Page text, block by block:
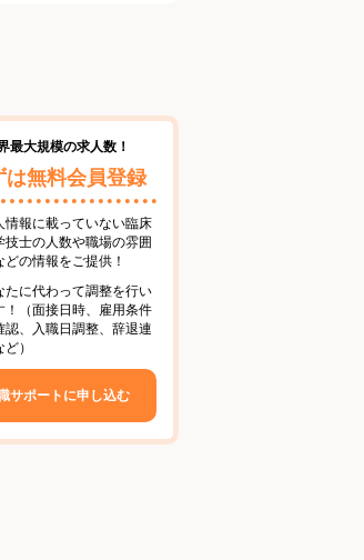
最大規模の求人数！
は無料会員登録
情報に載っていない臨床
技士の人数や職場の雰囲
どの情報をご提供！
たに代わって調整を行い
！（面接日時、雇用条件
認、入職日調整、辞退連
）
サポートに申し込む